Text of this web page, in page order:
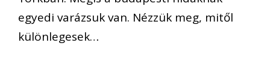
egyedi varázsuk van. Nézzük meg, mitől
különlegesek…